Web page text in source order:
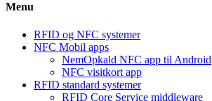
Menu
RFID og NFC systemer
NFC Mobil apps
NemOpkald NFC app til Android
NFC visitkort app
RFID standard systemer
RFID Core Service middleware